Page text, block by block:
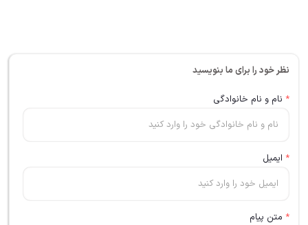
نظر خود را برای ما بنویسید
* نام و نام خانوادگی
* ایمیل
* متن پیام